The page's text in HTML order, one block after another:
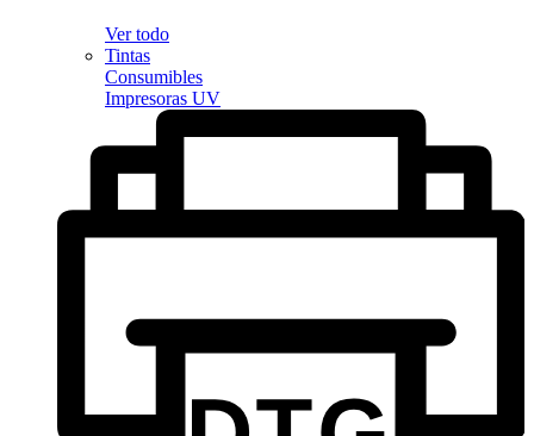
Ver todo
Tintas
Consumibles
Impresoras UV